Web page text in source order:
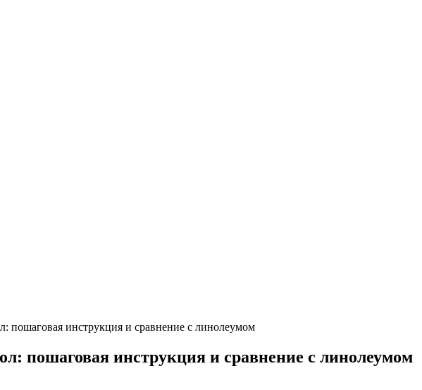
пошаговая инструкция и сравнение с линолеумом
пошаговая инструкция и сравнение с линолеумом